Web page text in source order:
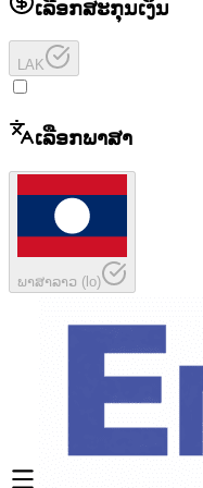
ເລືອກສະກຸນເງິນ
LAK
ເລືອກພາສາ
ພາສາລາວ (lo)